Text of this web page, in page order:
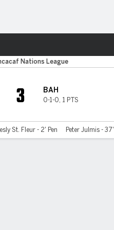
Nations League
BAH
0-1-0, 1 PTS
3
St. Fleur - 2' Pen Peter Julmis - 37'